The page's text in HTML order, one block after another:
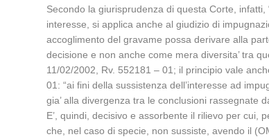
Secondo la giurisprudenza di questa Corte,
interesse, si applica anche al giudizio di
accoglimento del gravame possa derivare alla
decisione e non anche come mera diversita’ tra
11/02/2002, Rv. 552181 – 01; il principio vale
01: “ai fini della sussistenza dell’interesse ad
gia’ alla divergenza tra le conclusioni rassegnate
E’, quindi, decisivo e assorbente il rilievo per cui,
che, nel caso di specie, non sussiste, avendo il